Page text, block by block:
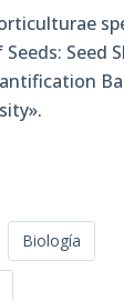
Seed
Biología